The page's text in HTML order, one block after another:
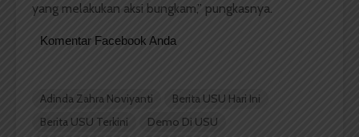
yang melakukan aksi bungkam,” pungkasnya.
Komentar Facebook Anda
Adinda Zahra Noviyanti
Berita USU Hari Ini
Berita USU Terkini
Demo Di USU